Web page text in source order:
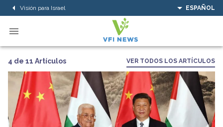
Visión para Israel ESPAÑOL
4 de 11 Artículos VER TODOS LOS ARTÍCULOS